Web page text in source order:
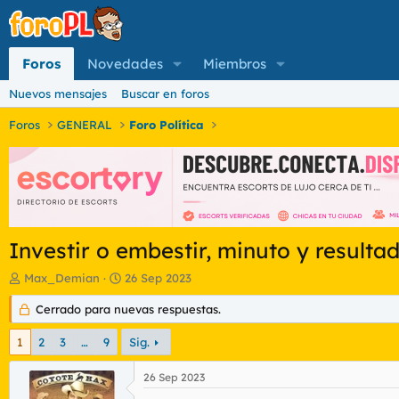
Foros Novedades Miembros
Nuevos mensajes Buscar en foros
Foros GENERAL Foro Política
Investir o embestir, minuto y
I
n
i
c
a
d
o
Max_Demian
F
e
c
h
a
d
i
26 Sep 2023
Cerrado para nuevas respuestas.
1 2 3 … 9 Sig.
26 Sep 2023